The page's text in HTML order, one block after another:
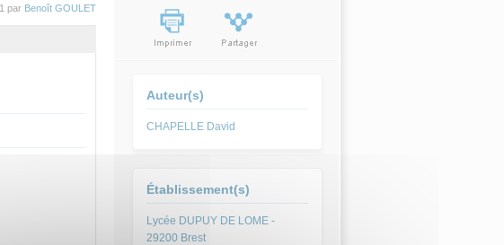
par Benoît GOULET
Auteur(s)
CHAPELLE David
Établissement(s)
Lycée DUPUY DE LOME -
29200 Brest